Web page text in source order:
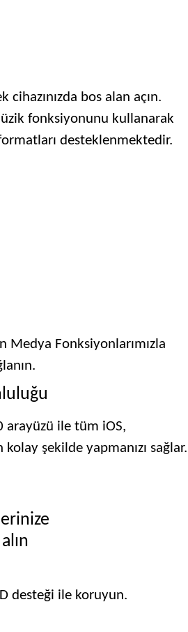
bos alan açın.
fonksiyonunu kullanarak
desteklenmektedir.
Medya Fonksiyonlarımızla
arayüzü ile tüm iOS,
şekilde yapmanızı sağlar.
desteği ile koruyun.